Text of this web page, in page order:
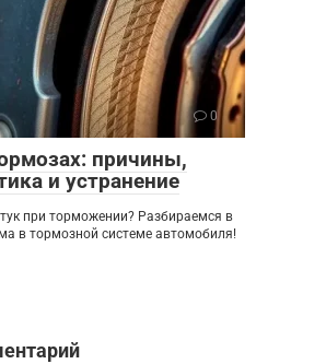
0
причины,
и устранение
при торможении? Разбираемся в
в тормозной системе автомобиля!